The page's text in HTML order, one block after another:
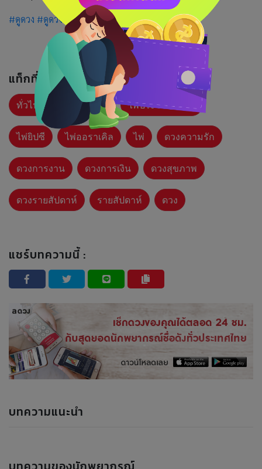
#ดูดวง #ดูดวงออนไลน์#ดูดวงแม่น#หนุนดวงดี
แท็กที่เกี่ยวข้อง :
ทั่วไป ไพ่ประจำวัน ไพ่ประจำสัปดาห์
ไพ่ยิปซี ไพ่ออราเคิล ไพ่ ดวงความรัก
ดวงการงาน ดวงการเงิน ดวงสุขภาพ
ดวงรายสัปดาห์ รายสัปดาห์ ดวง
แชร์บทความนี้ :
บทความแนะนำ